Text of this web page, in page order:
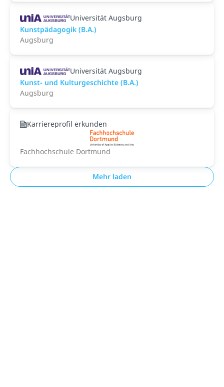
Universität Augsburg
Kunstpädagogik (B.A.)
Augsburg
Universität Augsburg
Kunst- und Kulturgeschichte (B.A.)
Augsburg
Karriereprofil erkunden
Fachhochschule Dortmund
Mehr laden